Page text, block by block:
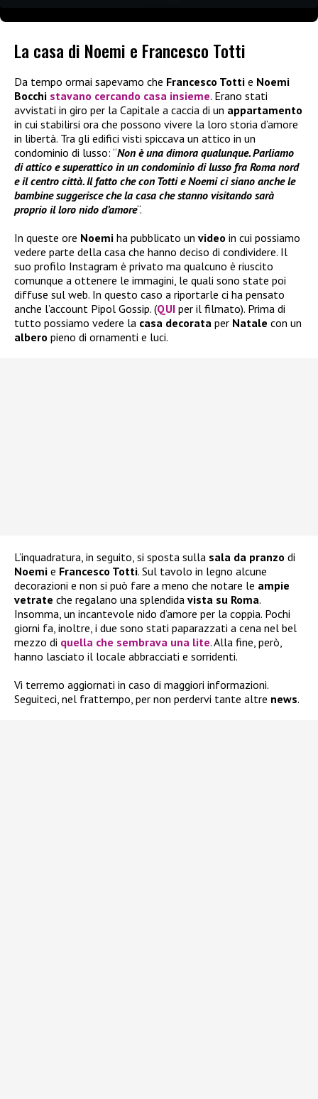
La casa di Noemi e Francesco Totti
Da tempo ormai sapevamo che Francesco Totti e Noemi
Bocchi stavano cercando casa insieme. Erano stati
avvistati in giro per la Capitale a caccia di un appartamento
in cui stabilirsi ora che possono vivere la loro storia d’amore
in libertà. Tra gli edifici visti spiccava un attico in un
condominio di lusso: “Non è una dimora qualunque. Parliamo
di attico e superattico in un condominio di lusso fra Roma nord
e il centro città. Il fatto che con Totti e Noemi ci siano anche le
bambine suggerisce che la casa che stanno visitando sarà
proprio il loro nido d’amore“.
In queste ore Noemi ha pubblicato un video in cui possiamo
vedere parte della casa che hanno deciso di condividere. Il
suo profilo Instagram è privato ma qualcuno è riuscito
comunque a ottenere le immagini, le quali sono state poi
diffuse sul web. In questo caso a riportarle ci ha pensato
anche l’account Pipol Gossip. (QUI per il filmato). Prima di
tutto possiamo vedere la casa decorata per Natale con un
albero pieno di ornamenti e luci.
L’inquadratura, in seguito, si sposta sulla sala da pranzo di
Noemi e Francesco Totti. Sul tavolo in legno alcune
decorazioni e non si può fare a meno che notare le ampie
vetrate che regalano una splendida vista su Roma.
Insomma, un incantevole nido d’amore per la coppia. Pochi
giorni fa, inoltre, i due sono stati paparazzati a cena nel bel
mezzo di quella che sembrava una lite. Alla fine, però,
hanno lasciato il locale abbracciati e sorridenti.
Vi terremo aggiornati in caso di maggiori informazioni.
Seguiteci, nel frattempo, per non perdervi tante altre news.